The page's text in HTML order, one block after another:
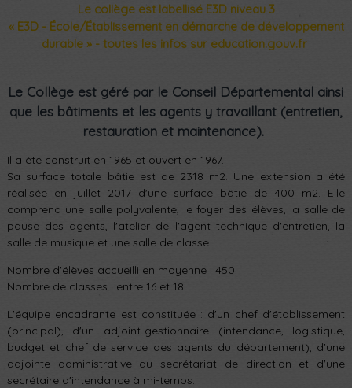
Le collège est labellisé E3D niveau 3
« E3D - École/Établissement en démarche de développement
durable » - toutes les infos sur education.gouv.fr
Le Collège est géré par le Conseil Départemental ainsi
que les bâtiments et les agents y travaillant (entretien,
restauration et maintenance).
Il a été construit en 1965 et ouvert en 1967.
Sa surface totale bâtie est de 2318 m2. Une extension a été
réalisée en juillet 2017 d'une surface bâtie de 400 m2. Elle
comprend une salle polyvalente, le foyer des élèves, la salle de
pause des agents, l'atelier de l'agent technique d'entretien, la
salle de musique et une salle de classe.
Nombre d'élèves accueilli en moyenne : 450.
Nombre de classes : entre 16 et 18.
L'équipe encadrante est constituée : d'un chef d'établissement
(principal), d'un adjoint-gestionnaire (intendance, logistique,
budget et chef de service des agents du département), d'une
adjointe administrative au secrétariat de direction et d'une
secrétaire d'intendance à mi-temps.